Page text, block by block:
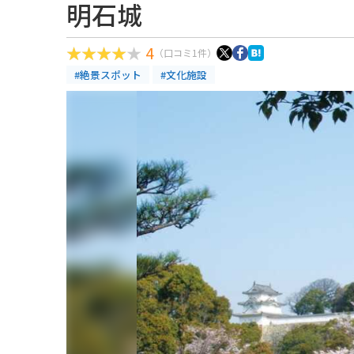
明石城
4 （口コミ1件）
#絶景スポット #文化施設